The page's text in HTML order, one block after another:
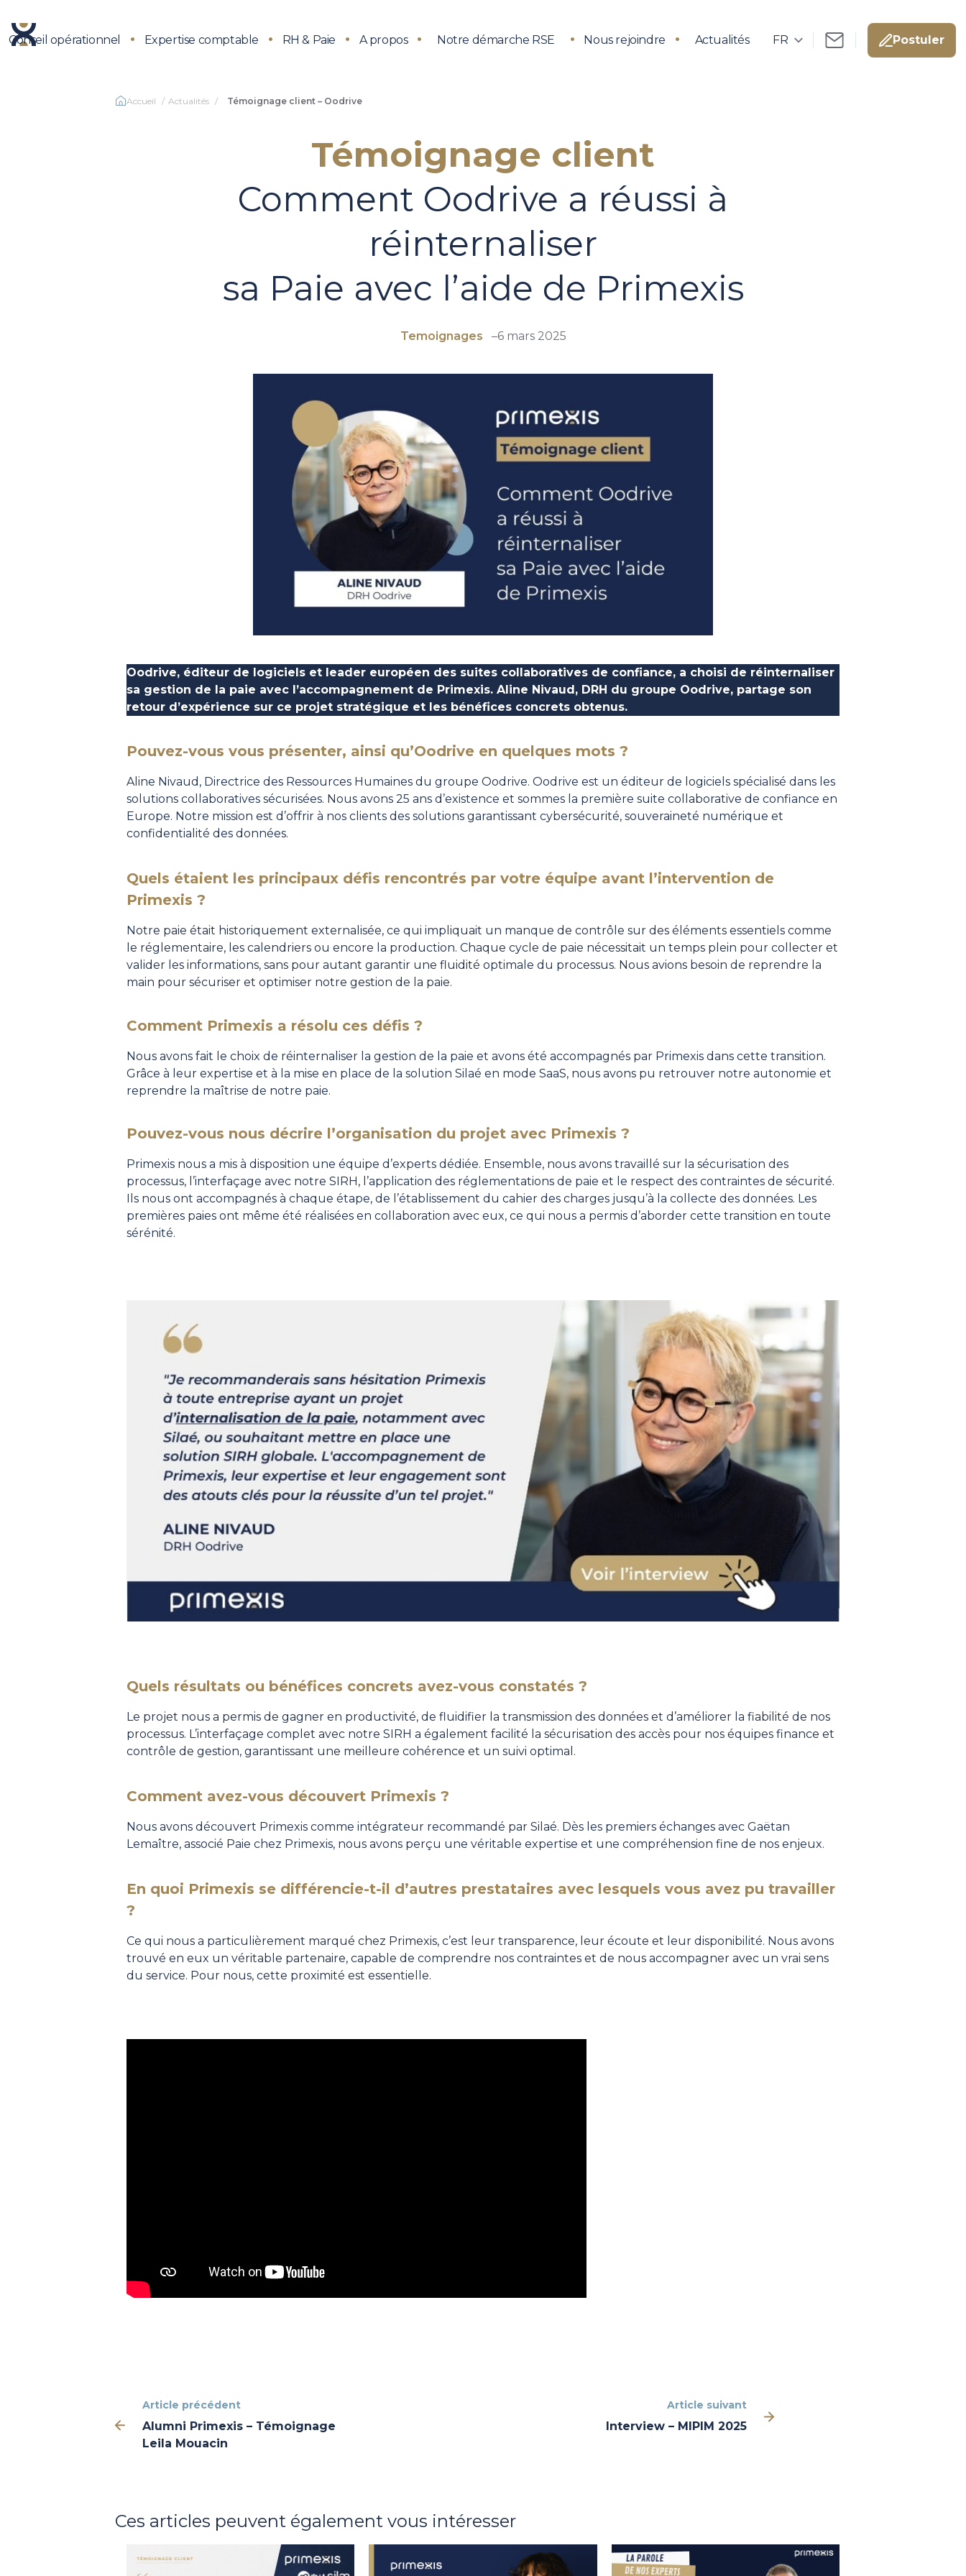
Conseil opérationnel Expertise comptable RH & Paie A propos Notre démarche RSE Nous rejoindre Actualités Postuler
Accueil Actualités Témoignage client – Oodrive
Témoignage client
Comment Oodrive a réussi à
réinternaliser
sa Paie avec l’aide de Primexis
Temoignages –6 mars 2025
Oodrive, éditeur de logiciels et leader européen des suites collaboratives de confiance, a choisi de réinternaliser
sa gestion de la paie avec l’accompagnement de Primexis. Aline Nivaud, DRH du groupe Oodrive, partage son
retour d’expérience sur ce projet stratégique et les bénéfices concrets obtenus.
Pouvez-vous vous présenter, ainsi qu’Oodrive en quelques mots ?
Aline Nivaud, Directrice des Ressources Humaines du groupe Oodrive. Oodrive est un éditeur de logiciels spécialisé dans les
solutions collaboratives sécurisées. Nous avons 25 ans d’existence et sommes la première suite collaborative de confiance en
Europe. Notre mission est d’offrir à nos clients des solutions garantissant cybersécurité, souveraineté numérique et
confidentialité des données.
Quels étaient les principaux défis rencontrés par votre équipe avant l’intervention de
Primexis ?
Notre paie était historiquement externalisée, ce qui impliquait un manque de contrôle sur des éléments essentiels comme
le réglementaire, les calendriers ou encore la production. Chaque cycle de paie nécessitait un temps plein pour collecter et
valider les informations, sans pour autant garantir une fluidité optimale du processus. Nous avions besoin de reprendre la
main pour sécuriser et optimiser notre gestion de la paie.
Comment Primexis a résolu ces défis ?
Nous avons fait le choix de réinternaliser la gestion de la paie et avons été accompagnés par Primexis dans cette transition.
Grâce à leur expertise et à la mise en place de la solution Silaé en mode SaaS, nous avons pu retrouver notre autonomie et
reprendre la maîtrise de notre paie.
Pouvez-vous nous décrire l’organisation du projet avec Primexis ?
Primexis nous a mis à disposition une équipe d’experts dédiée. Ensemble, nous avons travaillé sur la sécurisation des
processus, l’interfaçage avec notre SIRH, l’application des réglementations de paie et le respect des contraintes de sécurité.
Ils nous ont accompagnés à chaque étape, de l’établissement du cahier des charges jusqu’à la collecte des données. Les
premières paies ont même été réalisées en collaboration avec eux, ce qui nous a permis d’aborder cette transition en toute
sérénité.
Quels résultats ou bénéfices concrets avez-vous constatés ?
Le projet nous a permis de gagner en productivité, de fluidifier la transmission des données et d’améliorer la fiabilité de nos
processus. L’interfaçage complet avec notre SIRH a également facilité la sécurisation des accès pour nos équipes finance et
contrôle de gestion, garantissant une meilleure cohérence et un suivi optimal.
Comment avez-vous découvert Primexis ?
Nous avons découvert Primexis comme intégrateur recommandé par Silaé. Dès les premiers échanges avec Gaëtan
Lemaître, associé Paie chez Primexis, nous avons perçu une véritable expertise et une compréhension fine de nos enjeux.
En quoi Primexis se différencie-t-il d’autres prestataires avec lesquels vous avez pu travailler
?
Ce qui nous a particulièrement marqué chez Primexis, c’est leur transparence, leur écoute et leur disponibilité. Nous avons
trouvé en eux un véritable partenaire, capable de comprendre nos contraintes et de nous accompagner avec un vrai sens
du service. Pour nous, cette proximité est essentielle.
Article précédent
Alumni Primexis – Témoignage
Leila Mouacin
Article suivant
Interview – MIPIM 2025
Ces articles peuvent également vous intéresser